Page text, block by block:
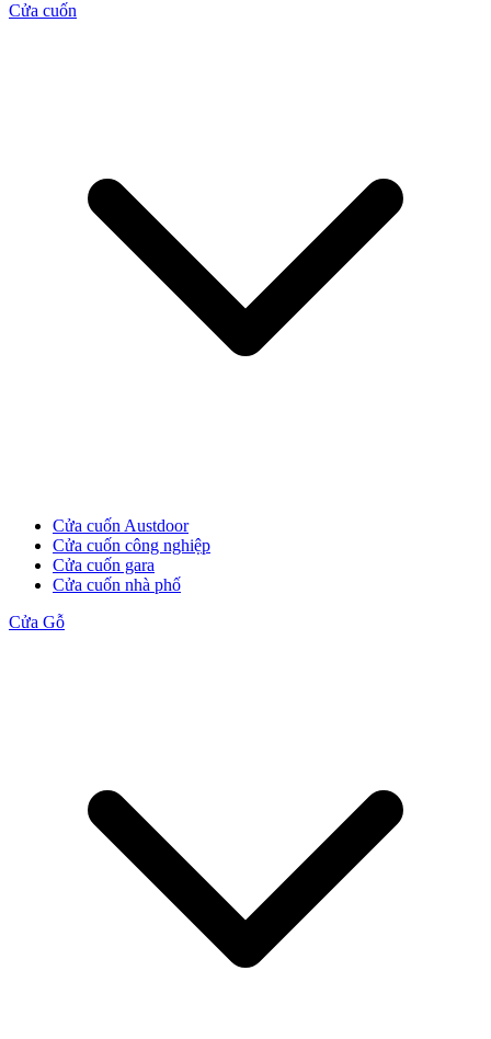
Cửa cuốn
Cửa cuốn Austdoor
Cửa cuốn công nghiệp
Cửa cuốn gara
Cửa cuốn nhà phố
Cửa Gỗ